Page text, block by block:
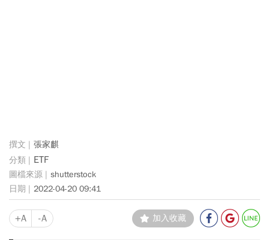
張家麒
ETF
shutterstock
2022-04-20 09:41
+A -A 加入收藏